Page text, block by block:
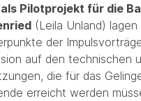
Pilotprojekt für die
(Leila Unland) lagen
der
auf den technischen
die für das
erreicht werden